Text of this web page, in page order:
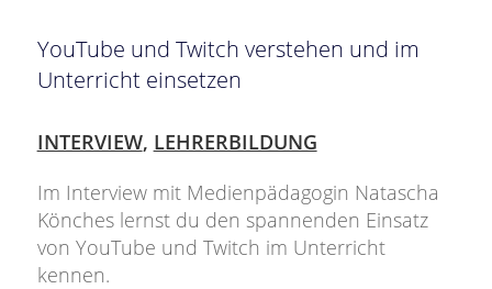
YouTube und Twitch verstehen und im
Unterricht einsetzen
INTERVIEW, LEHRERBILDUNG
Im Interview mit Medienpädagogin Natascha
Könches lernst du den spannenden Einsatz
von YouTube und Twitch im Unterricht
kennen.